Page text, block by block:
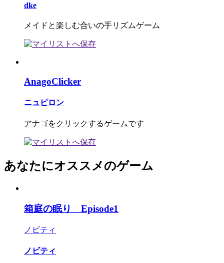
dke
メイドと楽しむ合いの手リズムゲーム
AnagoClicker
ニュピロン
アナゴをクリックするゲームです
あなたにオススメのゲーム
箱庭の眠り Episode1
ノビティ
ノビティ